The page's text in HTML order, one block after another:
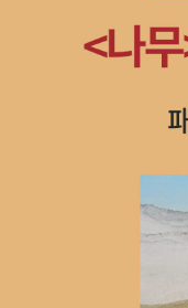
스, 2025.11.30.)#校長
(최정일, 좋은땅,
(리산, 교유서가,
그림, 브로콜리숲,
사, 2012.7.22.첫/
사람, 2023.1.5.)《생명
미쓰/조승미 옮김, 두
とり亂しウ-マン·リブ
찬찬히 새기고 삭이고 배
다는 책’이 아니라 ‘모든
많은 책을 어떻게?” 하
글·김세현 그림, 산하,
영미 옮김, 논장,
#MereMeduse (2014년